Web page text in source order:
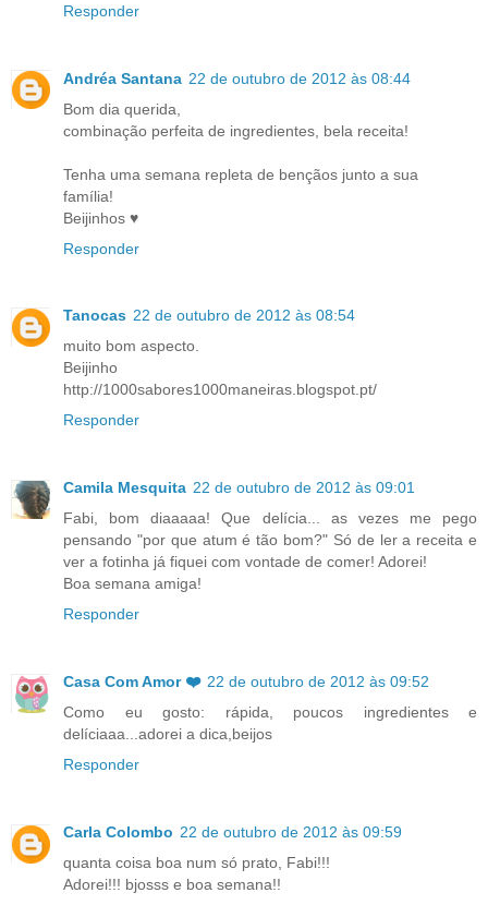
Responder
Andréa Santana 22 de outubro de 2012 às 08:44
Bom dia querida,
combinação perfeita de ingredientes, bela receita!
Tenha uma semana repleta de bençãos junto a sua
família!
Beijinhos ♥
Responder
Tanocas 22 de outubro de 2012 às 08:54
muito bom aspecto.
Beijinho
http://1000sabores1000maneiras.blogspot.pt/
Responder
Camila Mesquita 22 de outubro de 2012 às 09:01
Fabi, bom diaaaaa! Que delícia... as vezes me pego
pensando "por que atum é tão bom?" Só de ler a receita e
ver a fotinha já fiquei com vontade de comer! Adorei!
Boa semana amiga!
Responder
Casa Com Amor ❤️ 22 de outubro de 2012 às 09:52
Como eu gosto: rápida, poucos ingredientes e
delíciaaa...adorei a dica,beijos
Responder
Carla Colombo 22 de outubro de 2012 às 09:59
quanta coisa boa num só prato, Fabi!!!
Adorei!!! bjosss e boa semana!!